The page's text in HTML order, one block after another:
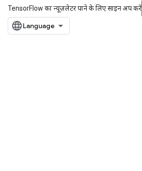
TensorFlow का न्यूज़लेटर पाने के लिए साइन अप करें